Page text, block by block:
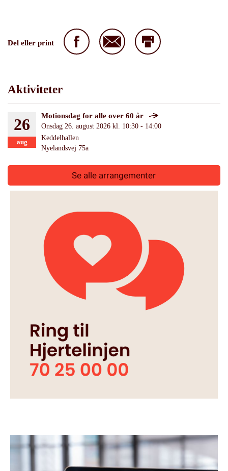
Del eller print
Aktiviteter
26
aug
Motionsdag for alle over 60 år
Onsdag 26. august 2026 kl. 10:30 - 14:00
Keddelhallen
Nyelandsvej 75a
Se alle arrangementer